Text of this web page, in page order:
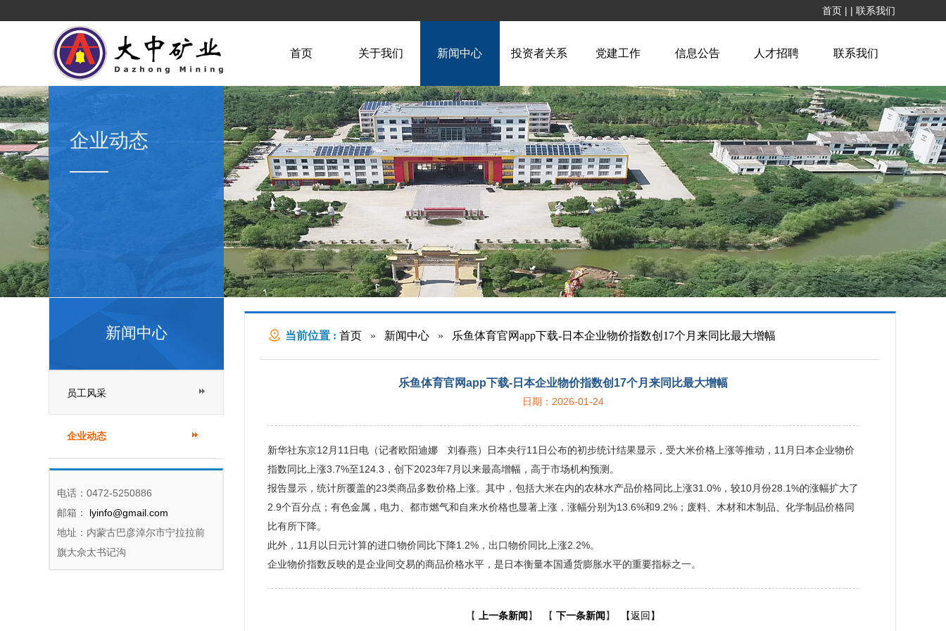
首页 | | 联系我们
首页 关于我们 新闻中心 投资者关系 党建工作 信息公告 人才招聘 联系我们
企业动态
新闻中心
员工风采
企业动态
电话：0472-5250886
邮箱：
lyinfo@gmail.com
地址：内蒙古巴彦淖尔市宁拉拉前
旗大佘太书记沟
当前位置 : 首页» 新闻中心» 乐鱼体育官网app下载-日本企业物价指数创17个月来同比最大增幅
乐鱼体育官网app下载-日本企业物价指数创17个月来同比最大增幅
日期：2026-01-24
新华社东京12月11日电（记者欧阳迪娜 刘春燕）日本央行11日公布的初步统计结果显示，受大米价格上涨等推动，11月日本企业物价
指数同比上涨3.7%至124.3，创下2023年7月以来最高增幅，高于市场机构预测。
报告显示，统计所覆盖的23类商品多数价格上涨。其中，包括大米在内的农林水产品价格同比上涨31.0%，较10月份28.1%的涨幅扩大了
2.9个百分点；有色金属，电力、都市燃气和自来水价格也显著上涨，涨幅分别为13.6%和9.2%；废料、木材和木制品、化学制品价格同
比有所下降。
此外，11月以日元计算的进口物价同比下降1.2%，出口物价同比上涨2.2%。
企业物价指数反映的是企业间交易的商品价格水平，是日本衡量本国通货膨胀水平的重要指标之一。
【 上一条新闻 】 【 下一条新闻 】 【返回】